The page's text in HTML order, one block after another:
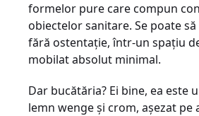
formelor pure care compun
obiectelor sanitare. Se poate
fără ostentaţie, într-un spaţiu
mobilat absolut minimal.
Dar bucătăria? Ei bine, ea este
lemn wenge şi crom, aşezat pe